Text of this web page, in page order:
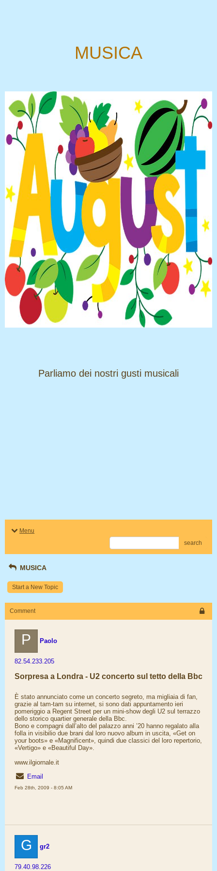
MUSICA
​​​​​​​Parliamo dei nostri gusti musicali
Menu
search
MUSICA
Start a New Topic
Comment
P Paolo
82.54.233.205
Sorpresa a Londra - U2 concerto sul tetto della Bbc
È stato annunciato come un concerto segreto, ma migliaia di fan,
grazie al tam-tam su internet, si sono dati appuntamento ieri
pomeriggio a Regent Street per un mini-show degli U2 sul terrazzo
dello storico quartier generale della Bbc.
Bono e compagni dall’alto del palazzo anni ’20 hanno regalato alla
folla in visibilio due brani dal loro nuovo album in uscita, «Get on
your boots» e «Magnificent», quindi due classici del loro repertorio,
«Vertigo» e «Beautiful Day».
www.ilgiornale.it
Email
Feb 28th, 2009 - 8:05 AM
G gr2
79.40.98.226